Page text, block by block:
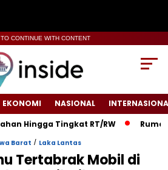
CONTINUE WITH CONTENT
EKONOMI NASIONAL
Tingkat RT/RW‎
‎Rumah
Barat / Laka Lantas
Tertabrak Mobil di